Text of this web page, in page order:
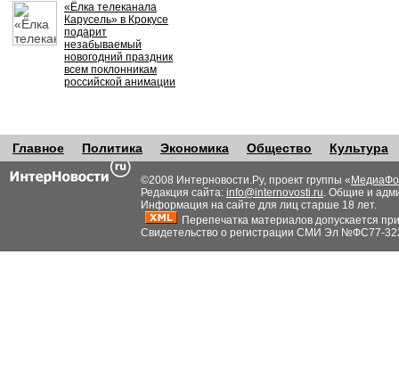
«Ёлка телеканала
Карусель» в Крокусе
подарит
незабываемый
новогодний праздник
всем поклонникам
российской анимации
Главное Политика Экономика Общество Культура
©2008 Интерновости.Ру, проект группы «
Редакция сайта: info@internovosti.ru. Общие и
Информация на сайте для лиц старше 18 лет.
Перепечатка материалов допускается
Свидетельство о регистрации СМИ Эл №ФС77-